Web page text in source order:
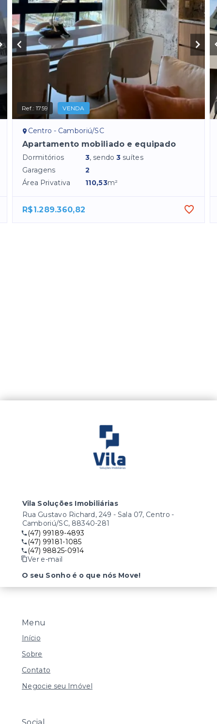
Ref.:1759 VENDA
Centro - Camboriú/SC
Apartamento mobiliado e equipado
Dormitórios 3, sendo3 suítes
Garagens
2
Área Privativa
110,53m²
R$1.289.360,82
Menu
Início
Sobre
Contato
Negocie seu Imóvel
Vila Soluções Imobiliárias
Rua Gustavo Richard, 249 - Sala 07, Centro -
Camboriú/SC, 88340-281
(47) 99189-4893
(47) 99181-1085
(47) 98825-0914
Ver e-mail
O seu Sonho é o que nós Move!